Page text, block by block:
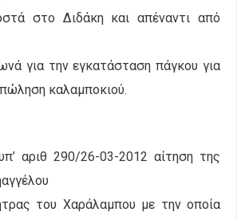
στο Διδάκη και απέναντι από
για την εγκατάσταση πάγκου για
πώληση καλαμποκιού.
αριθ 290/26-03-2012 αίτηση της
του Χαράλαμπου με την οποία